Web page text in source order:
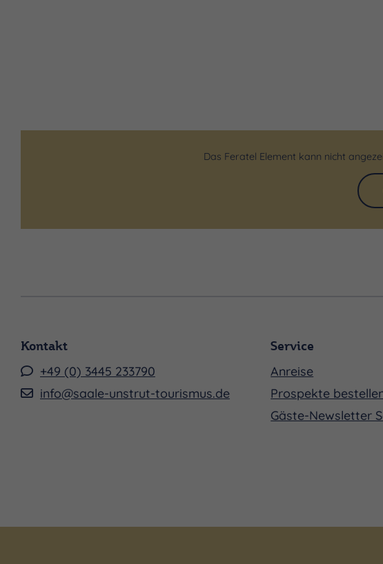
Das Feratel Element kann nicht
Kontakt
+49 (0) 3445 233790
info@saale-unstrut-tourismus.de
Service
Anreise
Prospekte
Gäste-Newsletter